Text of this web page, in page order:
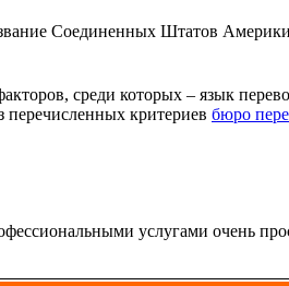
Соединенных Штатов
среди которых – язык
критериев бюро
услугами очень